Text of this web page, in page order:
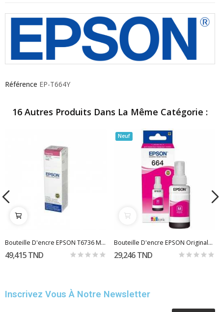
Référence EP-T664Y
16 Autres Produits Dans La Même Catégorie :
Bouteille D'encre EPSON T6736 Magenta Clair
49,415 TND
Neuf
Bouteille D'encre EPSON Originale 664 Magenta
29,246 TND
Inscrivez Vous À Notre Newsletter